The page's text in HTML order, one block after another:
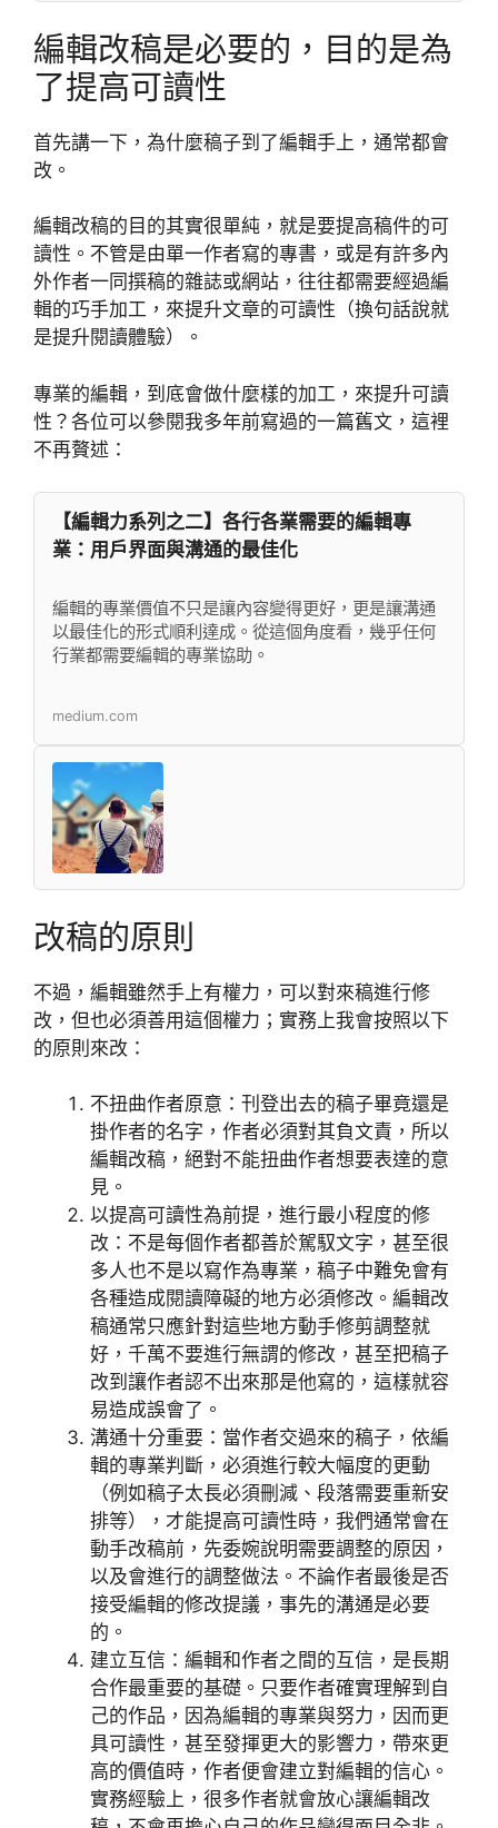
編輯改稿是必要的，目的是為
了提高可讀性
首先講一下，為什麼稿子到了編輯手上，通常都會
改。
編輯改稿的目的其實很單純，就是要提高稿件的可
讀性。不管是由單一作者寫的專書，或是有許多內
外作者一同撰稿的雜誌或網站，往往都需要經過編
輯的巧手加工，來提升文章的可讀性（換句話說就
是提升閱讀體驗）。
專業的編輯，到底會做什麼樣的加工，來提升可讀
性？各位可以參閱我多年前寫過的一篇舊文，這裡
不再贅述：
【編輯力系列之二】各行各業需要的編輯專
業：用戶界面與溝通的最佳化
編輯的專業價值不只是讓內容變得更好，更是讓溝通
以最佳化的形式順利達成。從這個角度看，幾乎任何
行業都需要編輯的專業協助。
medium.com
改稿的原則
不過，編輯雖然手上有權力，可以對來稿進行修
改，但也必須善用這個權力；實務上我會按照以下
的原則來改：
不扭曲作者原意：刊登出去的稿子畢竟還是
掛作者的名字，作者必須對其負文責，所以
編輯改稿，絕對不能扭曲作者想要表達的意
見。
以提高可讀性為前提，進行最小程度的修
改：不是每個作者都善於駕馭文字，甚至很
多人也不是以寫作為專業，稿子中難免會有
各種造成閱讀障礙的地方必須修改。編輯改
稿通常只應針對這些地方動手修剪調整就
好，千萬不要進行無謂的修改，甚至把稿子
改到讓作者認不出來那是他寫的，這樣就容
易造成誤會了。
溝通十分重要：當作者交過來的稿子，依編
輯的專業判斷，必須進行較大幅度的更動
（例如稿子太長必須刪減、段落需要重新安
排等），才能提高可讀性時，我們通常會在
動手改稿前，先委婉說明需要調整的原因，
以及會進行的調整做法。不論作者最後是否
接受編輯的修改提議，事先的溝通是必要
的。
建立互信：編輯和作者之間的互信，是長期
合作最重要的基礎。只要作者確實理解到自
己的作品，因為編輯的專業與努力，因而更
具可讀性，甚至發揮更大的影響力，帶來更
高的價值時，作者便會建立對編輯的信心。
實務經驗上，很多作者就會放心讓編輯改